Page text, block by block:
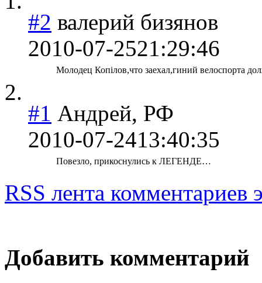
#2 валерий бизянов
2010-07-2521:29:46
Молодец Копілов,что заехал,гиний велоспорта
#1 Андрей, РФ
2010-07-2413:40:35
Повезло, прикоснулись к ЛЕГЕНДЕ…
RSS лента комментариев
Добавить комментарий